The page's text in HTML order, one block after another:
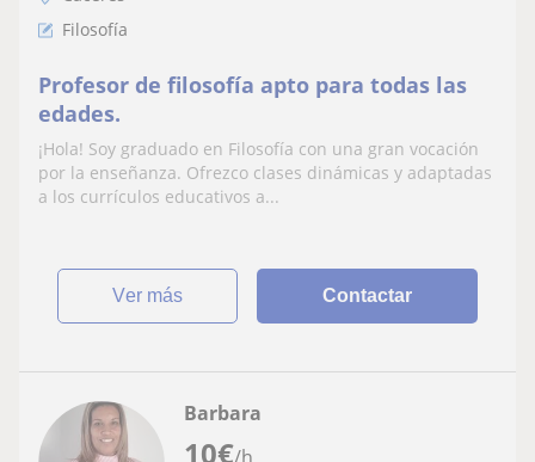
Filosofía
Profesor de filosofía apto para todas las
edades.
¡Hola! Soy graduado en Filosofía con una gran vocación
por la enseñanza. Ofrezco clases dinámicas y adaptadas
a los currículos educativos a...
ver más Contactar
10€
Barbara